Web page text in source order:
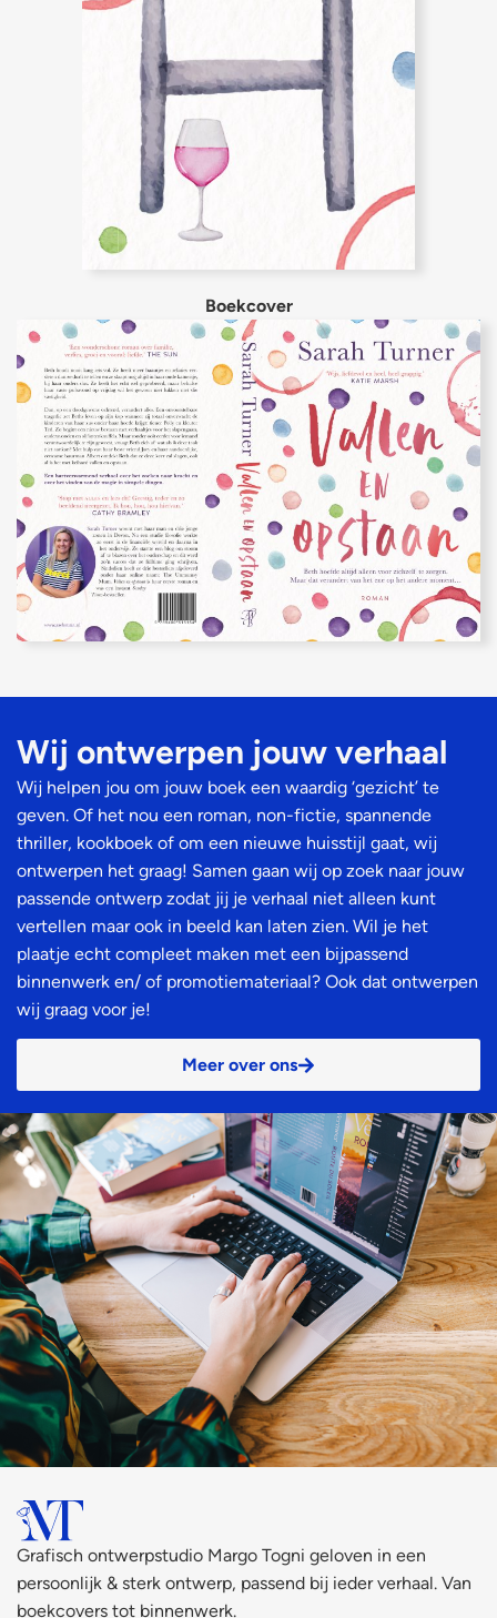
Boekcover
Wij ontwerpen jouw verhaal​
Wij helpen jou om jouw boek een waardig ‘gezicht’ te
geven. Of het nou een roman, non-fictie, spannende
thriller, kookboek of om een nieuwe huisstijl gaat, wij
ontwerpen het graag! Samen gaan wij op zoek naar jouw
passende ontwerp zodat jij je verhaal niet alleen kunt
vertellen maar ook in beeld kan laten zien. Wil je het
plaatje echt compleet maken met een bijpassend
binnenwerk en/ of promotiemateriaal? Ook dat ontwerpen
wij graag voor je!
Meer over ons
Grafisch ontwerpstudio Margo Togni geloven in een
persoonlijk & sterk ontwerp, passend bij ieder verhaal. Van
boekcovers tot binnenwerk.